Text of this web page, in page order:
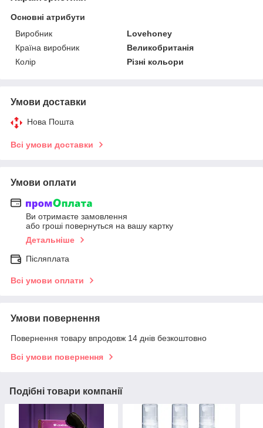
Основні атрибути
Виробник
Lovehoney
Країна виробник
Великобританія
Колір
Різні кольори
Умови доставки
Нова Пошта
Всі умови доставки
Умови оплати
Ви отримаєте замовлення
або гроші повернуться на вашу картку
Детальніше
Післяплата
Всі умови оплати
Умови повернення
Повернення товару впродовж 14 днів безкоштовно
Всі умови повернення
Подібні товари компанії